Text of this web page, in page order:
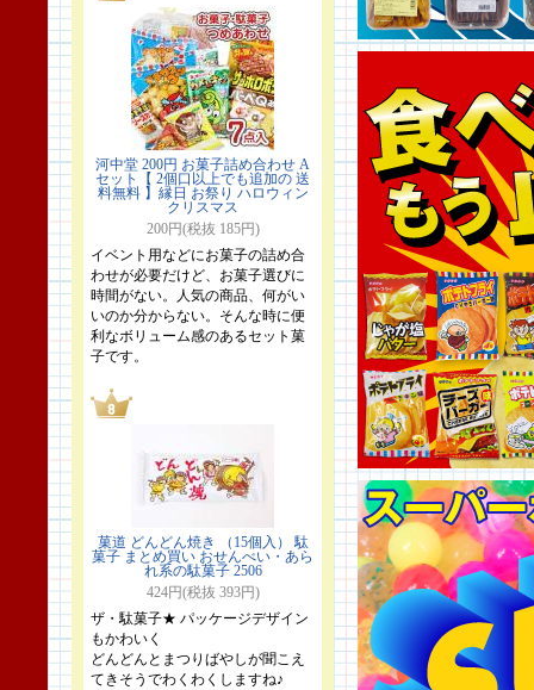
河中堂 200円 お菓子詰め合わせ A
セット【 2個口以上でも追加の 送
料無料 】縁日 お祭り ハロウィン
クリスマス
200円(税抜 185円)
イベント用などにお菓子の詰め合
わせが必要だけど、お菓子選びに
時間がない。人気の商品、何がい
いのか分からない。そんな時に便
利なボリューム感のあるセット菓
子です。
菓道 どんどん焼き （15個入） 駄
菓子 まとめ買い おせんべい・あら
れ系の駄菓子 2506
424円(税抜 393円)
ザ・駄菓子★ パッケージデザイン
もかわいく
どんどんとまつりばやしが聞こえ
てきそうでわくわくしますね♪